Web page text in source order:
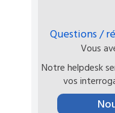
Questions /
Vous
Notre helpdesk
vos